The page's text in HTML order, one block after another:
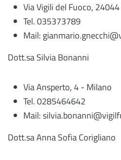
Via Vigili del Fuoco,
Tel. 035373789
Mail:
Dott.sa Silvia Bonanni
Via Ansperto, 4 - Milano
Tel. 0285464642
Mail:
Dott.sa Anna Sofia Corigliano